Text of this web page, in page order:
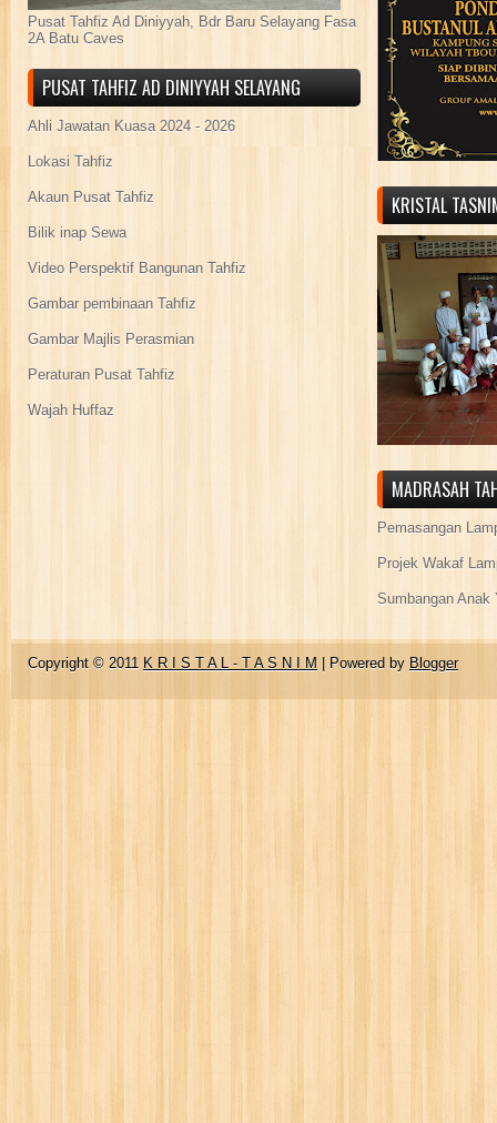
Pusat Tahfiz Ad Diniyyah, Bdr Baru Selayang Fasa
2A Batu Caves
PUSAT TAHFIZ AD DINIYYAH SELAYANG
Ahli Jawatan Kuasa 2024 - 2026
Lokasi Tahfiz
Akaun Pusat Tahfiz
Bilik inap Sewa
Video Perspektif Bangunan Tahfiz
Gambar pembinaan Tahfiz
Gambar Majlis Perasmian
Peraturan Pusat Tahfiz
Wajah Huffaz
KRISTAL
MADRASAH
Pemasangan
Projek Wakaf
Sumbangan Anak
Copyright © 2011 K R I S T A L - T A S N I M | Powered by Blogger